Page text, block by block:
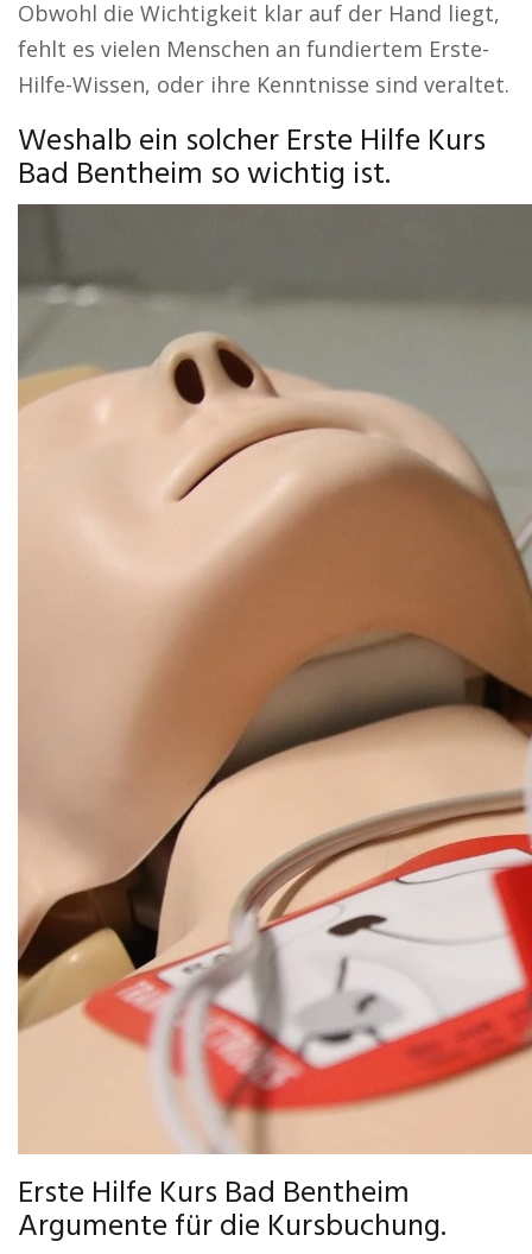
Obwohl die Wichtigkeit klar auf der Hand liegt,
fehlt es vielen Menschen an fundiertem Erste-
Hilfe-Wissen, oder ihre Kenntnisse sind veraltet.
Weshalb ein solcher Erste Hilfe Kurs
Bad Bentheim so wichtig ist.
Erste Hilfe Kurs Bad Bentheim
Argumente für die Kursbuchung.